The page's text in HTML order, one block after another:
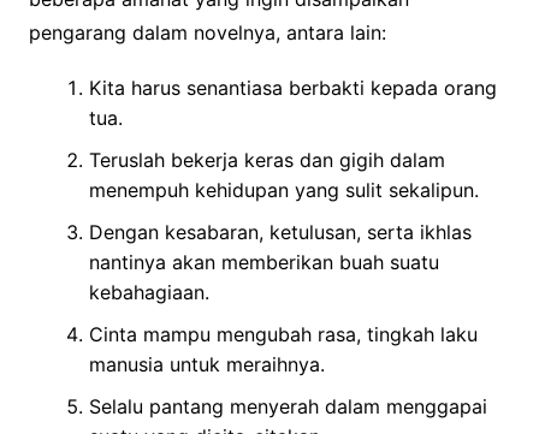
pengarang dalam novelnya, antara lain:
Kita harus senantiasa berbakti kepada orang
tua.
Teruslah bekerja keras dan gigih dalam
menempuh kehidupan yang sulit sekalipun.
Dengan kesabaran, ketulusan, serta ikhlas
nantinya akan memberikan buah suatu
kebahagiaan.
Cinta mampu mengubah rasa, tingkah laku
manusia untuk meraihnya.
Selalu pantang menyerah dalam menggapai